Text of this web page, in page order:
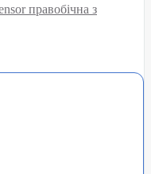
правобічна з